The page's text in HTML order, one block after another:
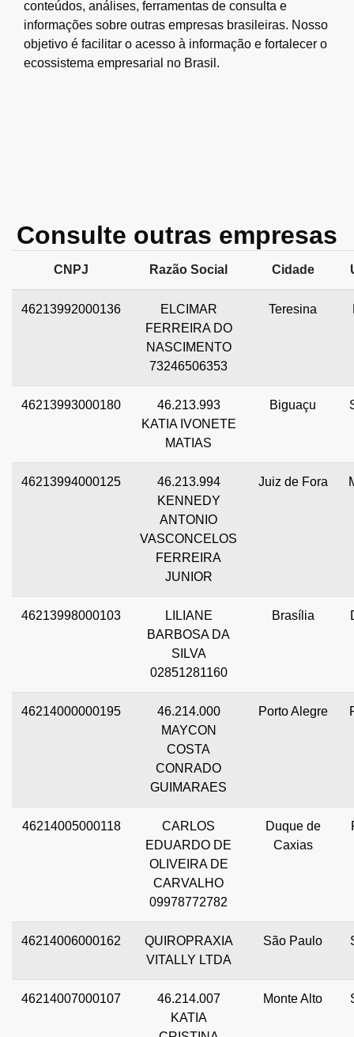
conteúdos, análises, ferramentas de consulta e
informações sobre outras empresas brasileiras. Nosso
objetivo é facilitar o acesso à informação e fortalecer o
ecossistema empresarial no Brasil.
Consulte outras empresas
CNPJ Razão Social Cidade
46213992000136
ELCIMAR
FERREIRA DO
NASCIMENTO
73246506353
Teresina
46213993000180
46.213.993
KATIA IVONETE
MATIAS
Biguaçu
46213994000125
46.213.994
KENNEDY
ANTONIO
VASCONCELOS
FERREIRA
JUNIOR
Juiz de Fora
46213998000103
LILIANE
BARBOSA DA
SILVA
02851281160
Brasília
46214000000195
46.214.000
MAYCON
COSTA
CONRADO
GUIMARAES
Porto Alegre
46214005000118
CARLOS
EDUARDO DE
OLIVEIRA DE
CARVALHO
09978772782
Duque de
Caxias
46214006000162
QUIROPRAXIA
VITALLY LTDA
São Paulo
46214007000107
46.214.007
KATIA
Monte Alto